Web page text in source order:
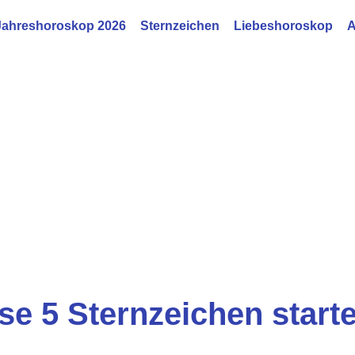
2026 Sternzeichen Liebeshoroskop
5 Sternzeichen